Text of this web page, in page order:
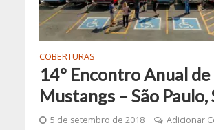
COBERTURAS
14º Encontro Anual de
Mustangs – São Paulo,
5 de setembro de 2018 Adicionar